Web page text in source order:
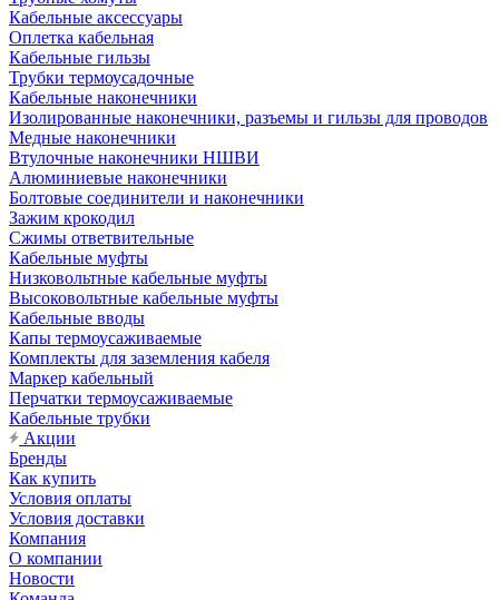
Кабельные аксессуары
Оплетка кабельная
Кабельные гильзы
Трубки термоусадочные
Кабельные наконечники
Изолированные наконечники, разъемы и гильзы для проводов
Медные наконечники
Втулочные наконечники НШВИ
Алюминиевые наконечники
Болтовые соединители и наконечники
Зажим крокодил
Сжимы ответвительные
Кабельные муфты
Низковольтные кабельные муфты
Высоковольтные кабельные муфты
Кабельные вводы
Капы термоусаживаемые
Комплекты для заземления кабеля
Маркер кабельный
Перчатки термоусаживаемые
Кабельные трубки
Акции
Бренды
Как купить
Условия оплаты
Условия доставки
Компания
О компании
Новости